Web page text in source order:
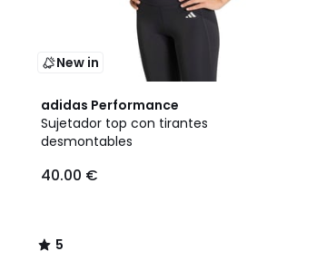
New in
adidas Performance
Sujetador top con tirantes
desmontables
€.
40.00 €
5
/
5
5
/